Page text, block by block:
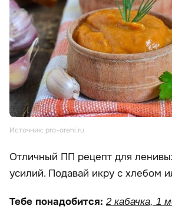
Источник: pro-orehi.ru
Отличный ПП рецепт для
усилий. Подавай икру с хлебом
Тебе понадобится: 2 кабачка, 1